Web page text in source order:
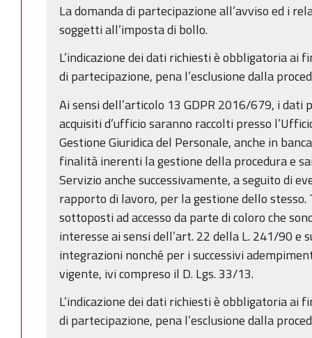
La domanda di partecipazione all’avviso ed i
soggetti all’imposta di bollo.
L’indicazione dei dati richiesti è obbligatoria ai
di partecipazione, pena l’esclusione dalla
Ai sensi dell’articolo 13 GDPR 2016/679, i
acquisiti d’ufficio saranno raccolti presso
Gestione Giuridica del Personale, anche in
finalità inerenti la gestione della procedura e
Servizio anche successivamente, a seguito di
rapporto di lavoro, per la gestione dello
sottoposti ad accesso da parte di coloro che
interesse ai sensi dell’art. 22 della L. 241/90 e
integrazioni nonché per i successivi
vigente, ivi compreso il D. Lgs. 33/13.
L’indicazione dei dati richiesti è obbligatoria ai
di partecipazione, pena l’esclusione dalla